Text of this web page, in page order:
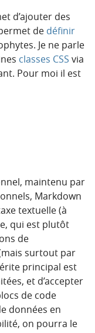
d’ajouter des
de définir
Je ne parle
classes CSS via
Pour moi il est
maintenu par
Markdown
textuelle (à
qui est plutôt
de
surtout par
principal est
et d’accepter
de code
données en
on pourra le